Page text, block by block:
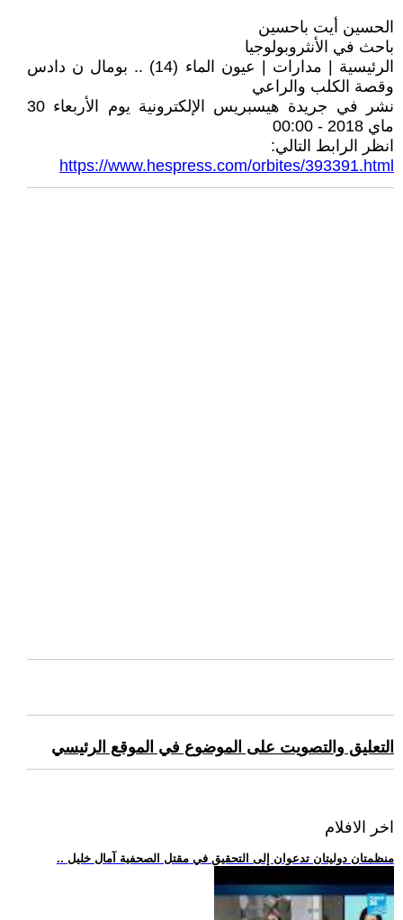
الحسين أيت باحسين
باحث في الأنثروبولوجيا
الرئيسية | مدارات | عيون الماء (14) .. بومال ن دادس
وقصة الكلب والراعي
نشر في جريدة هيسبريس الإلكترونية يوم الأربعاء 30
ماي 2018 - 00:00
انظر الرابط التالي:
https://www.hespress.com/orbites/393391.html
التعليق والتصويت على الموضوع في الموقع الرئيسي
اخر الافلام
.. منظمتان دوليتان تدعوان إلى التحقيق في مقتل الصحفية آمال خليل